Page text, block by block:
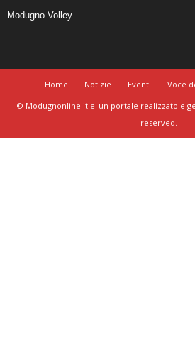
Modugno Volley
Home Notizie Eventi Voce
© Modugnonline.it e' un portale realizzato e
reserved.